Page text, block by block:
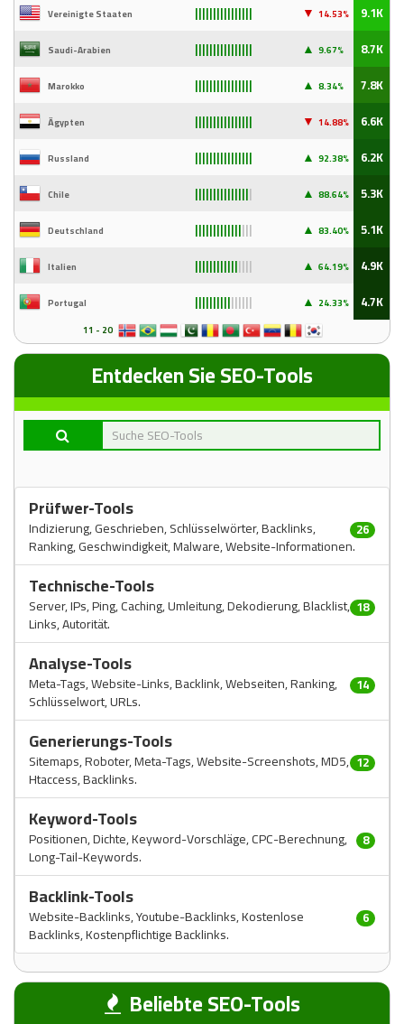
Vereinigte Staaten ▼ 14.53% 9.1K
Saudi-Arabien ▲ 9.67% 8.7K
Marokko ▲ 8.34% 7.8K
Ägypten ▼ 14.88% 6.6K
Russland ▲ 92.38% 6.2K
Chile ▲ 88.64% 5.3K
Deutschland ▲ 83.40% 5.1K
Italien ▲ 64.19% 4.9K
Portugal ▲ 24.33% 4.7K
11 - 20
Entdecken Sie SEO-Tools
Prüfwer-Tools
Indizierung, Geschrieben, Schlüsselwörter, Backlinks,
Ranking, Geschwindigkeit, Malware, Website-Informationen.
26
Technische-Tools
Server, IPs, Ping, Caching, Umleitung, Dekodierung, Blacklist,
Links, Autorität.
18
Analyse-Tools
Meta-Tags, Website-Links, Backlink, Webseiten, Ranking,
Schlüsselwort, URLs.
14
Generierungs-Tools
Sitemaps, Roboter, Meta-Tags, Website-Screenshots, MD5,
Htaccess, Backlinks.
12
Keyword-Tools
Positionen, Dichte, Keyword-Vorschläge, CPC-Berechnung,
Long-Tail-Keywords.
8
Backlink-Tools
Website-Backlinks, Youtube-Backlinks, Kostenlose
Backlinks, Kostenpflichtige Backlinks.
6
Beliebte SEO-Tools